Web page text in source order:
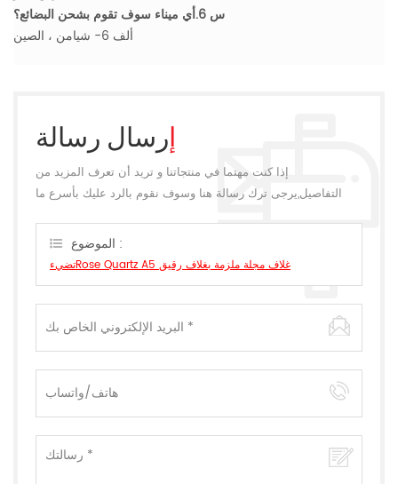
س 6.أي ميناء سوف تقوم بشحن البضائع؟
ألف 6- شيامن ، الصين
إرسال رسالة
إذا كنت مهتما في منتجاتنا و تريد أن تعرف المزيد من
التفاصيل,يرجى ترك رسالة هنا وسوف نقوم بالرد عليك بأسرع ما
الموضوع :
تضيءRose Quartz A5 غلاف مجلة ملزمة بغلاف رقيق